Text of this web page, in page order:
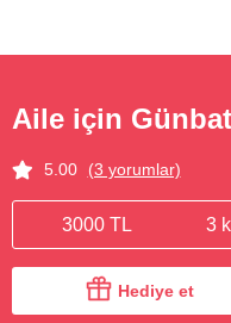
Aile için
5.00 (3 yorumlar)
3000 TL 3
Hediye et